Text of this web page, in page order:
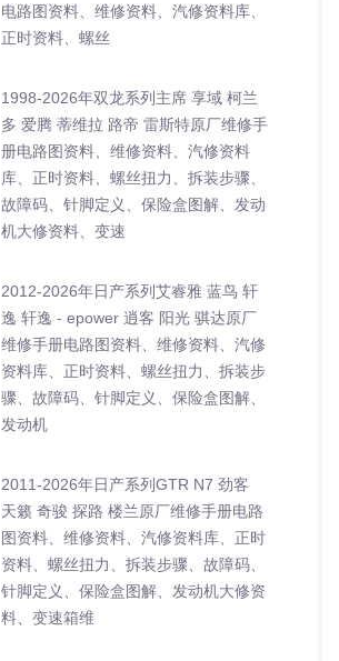
电路图资料、维修资料、汽修资料库、
正时资料、螺丝
1998-2026年双龙系列主席 享域 柯兰
多 爱腾 蒂维拉 路帝 雷斯特原厂维修手
册电路图资料、维修资料、汽修资料
库、正时资料、螺丝扭力、拆装步骤、
故障码、针脚定义、保险盒图解、发动
机大修资料、变速
2012-2026年日产系列艾睿雅 蓝鸟 轩
逸 轩逸 - epower 逍客 阳光 骐达原厂
维修手册电路图资料、维修资料、汽修
资料库、正时资料、螺丝扭力、拆装步
骤、故障码、针脚定义、保险盒图解、
发动机
2011-2026年日产系列GTR N7 劲客
天籁 奇骏 探路 楼兰原厂维修手册电路
图资料、维修资料、汽修资料库、正时
资料、螺丝扭力、拆装步骤、故障码、
针脚定义、保险盒图解、发动机大修资
料、变速箱维